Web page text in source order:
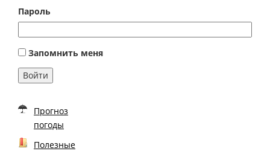
Пароль
Запомнить меня
Войти
Прогноз
погоды
Полезные